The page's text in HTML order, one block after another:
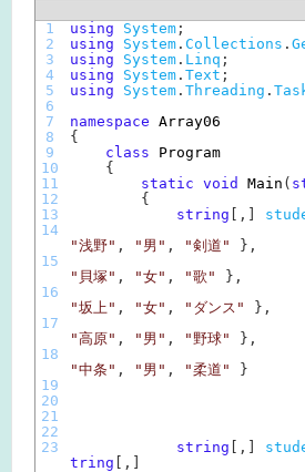
1
2
3
4
5
6
7
8
9
10
11
12
13
14
15
16
17
18
19
20
21
22
23
using System ;
using
System . Collections .
using
System . Linq ;
using
System . Text ;
using
System . Threading .
namespace Array06
{
class
Program
{
static void Main (
{
string
,
"浅野" , "男" , "剣道" } ,
"貝塚" , "女" , "歌" } ,
"坂上" , "女" , "ダンス" } ,
"高原" , "男" , "野球" } ,
"中条" , "男" , "柔道"
}
string ,
tring
,